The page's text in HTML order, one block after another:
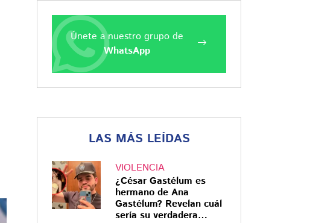
Únete a nuestro grupo de
WhatsApp
LAS MÁS LEÍDAS
VIOLENCIA
¿César Gastélum es
hermano de Ana
Gastélum? Revelan cuál
sería su verdadera